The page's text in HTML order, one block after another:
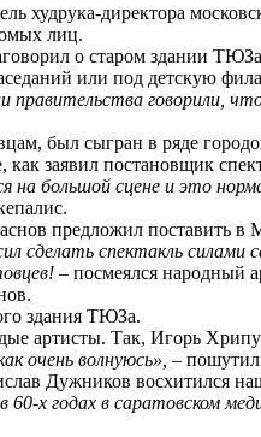
худрука-директора
лиц.
о старом здании
или под детскую
правительства говорили,
был сыгран в ряде
заявил постановщик
на большой сцене и это
предложил поставить в
сделать спектакль
– посмеялся народный
здания ТЮЗа.
артисты. Так, Игорь
очень волнуюсь», –
Дужников восхитился
60-х годах в саратовском